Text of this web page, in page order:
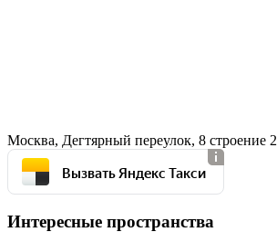
Москва, Дегтярный переулок, 8 строение 2
Вызвать Яндекс Такси
Интересные пространства